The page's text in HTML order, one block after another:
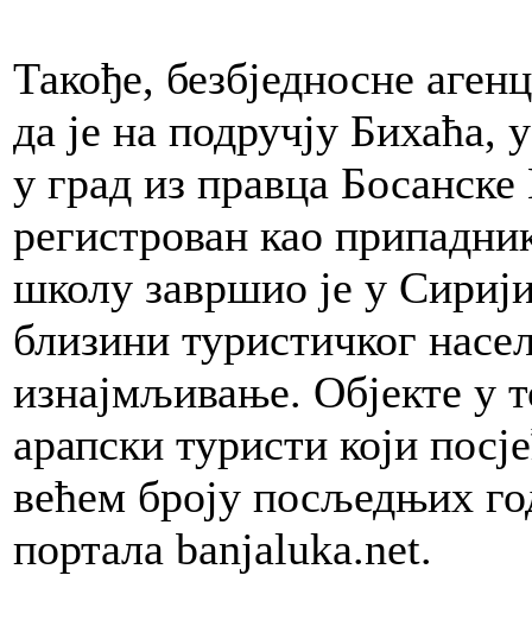
Такође, безбједносне
да је на подручју Бихаћа,
у град из правца
регистрован као
школу завршио је у
близини туристичког
изнајмљивање. Објекте у
арапски туристи који
већем броју посљедњих
портала banjaluka.net.